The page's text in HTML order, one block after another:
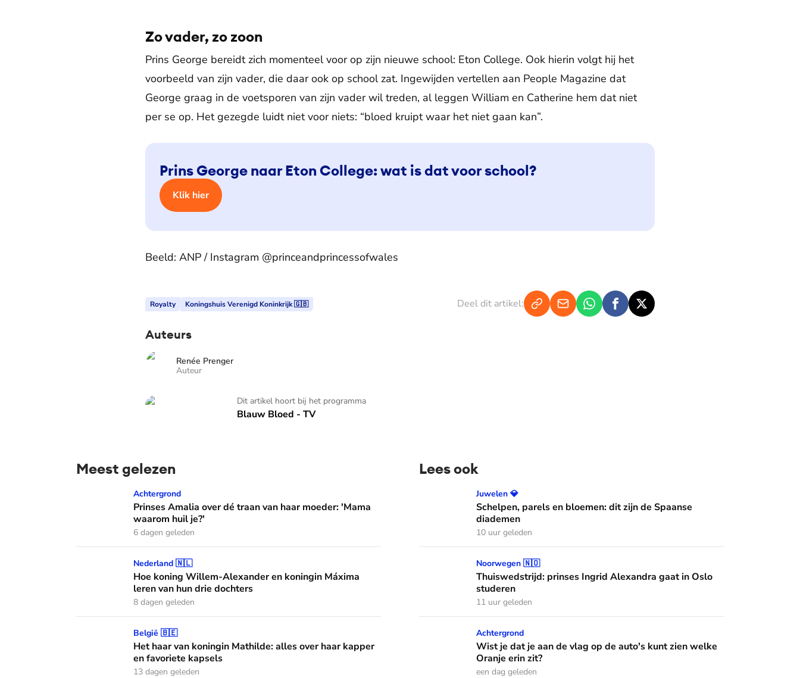
Zo vader, zo zoon
Prins George bereidt zich momenteel voor op zijn nieuwe school: Eton College. Ook hierin volgt hij het
voorbeeld van zijn vader, die daar ook op school zat. Ingewijden vertellen aan People Magazine dat
George graag in de voetsporen van zijn vader wil treden, al leggen William en Catherine hem dat niet
per se op. Het gezegde luidt niet voor niets: “bloed kruipt waar het niet gaan kan”.
Prins George naar Eton College: wat is dat voor school?
Klik hier
Beeld: ANP / Instagram @princeandprincessofwales
Royalty Koningshuis Verenigd Koninkrijk 🇬🇧 Deel dit artikel:
Auteurs
Renée Prenger
Auteur
Dit artikel hoort bij het programma
Blauw Bloed - TV
Blauw Bloed - TV
Meest gelezen
Prinses Amalia over dé traan van haar moeder: 'Mama waarom huil je?'
Achtergrond
Prinses Amalia over dé traan van haar moeder: 'Mama
waarom huil je?'
6 dagen geleden
Hoe koning Willem-Alexander en koningin Máxima leren van hun drie dochters
Nederland 🇳🇱
Hoe koning Willem-Alexander en koningin Máxima
leren van hun drie dochters
8 dagen geleden
Het haar van koningin Mathilde: alles over haar kapper en favoriete kapsels
België 🇧🇪
Het haar van koningin Mathilde: alles over haar kapper
en favoriete kapsels
13 dagen geleden
Lees ook
Schelpen, parels en bloemen: dit zijn de Spaanse diademen
Juwelen 💎
Schelpen, parels en bloemen: dit zijn de Spaanse
diademen
10 uur geleden
Thuiswedstrijd: prinses Ingrid Alexandra gaat in Oslo studeren
Noorwegen 🇳🇴
Thuiswedstrijd: prinses Ingrid Alexandra gaat in Oslo
studeren
11 uur geleden
Wist je dat je aan de vlag op de auto's kunt zien welke Oranje erin zit?
Achtergrond
Wist je dat je aan de vlag op de auto's kunt zien welke
Oranje erin zit?
een dag geleden